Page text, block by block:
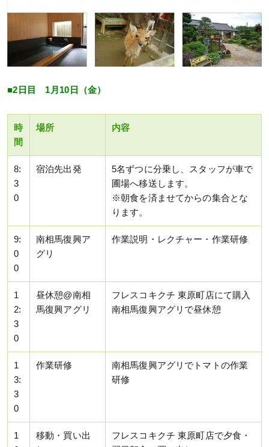
■2日目 1月10日（金）
時
間
場所 内容
8:
3
0
宿泊先出発
5名ずつに分乗し、スタッフが車で
圃場へ移送します。
※朝食を済ませてからの集合とな
ります。
9:
0
0
南相馬復興ア
グリ
作業説明・レクチャー・作業研修
1
2:
3
0
昼休憩@南相
馬復興アグリ
フレスコキクチ 東原町店にて購入
南相馬復興アグリで昼休憩
1
3:
3
0
作業研修
南相馬復興アグリでトマトの作業
研修
1
移動・買い出
フレスコキクチ 東原町店で夕食・